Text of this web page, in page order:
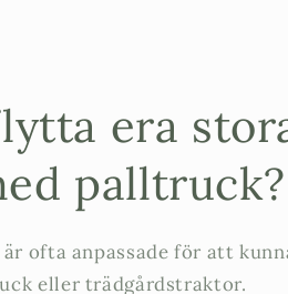
era
palltruck?
ofta anpassade för att
eller trädgårdstraktor.